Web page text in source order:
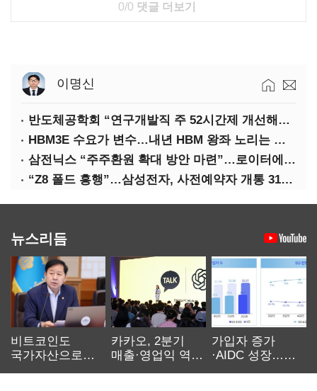
0/0 댓글 더보기
이명신
반도체공학회 “연구개발직 주 52시간제 개선해야”
HBM3E 수요가 변수…내년 HBM 왕좌 노리는 삼성
삼전닉스 “주주환원 확대 방안 마련”…로이터에 성명 보내
“Z8 폴드 흥행”…삼성전자, 사전예약자 개통 31일까지 연장
뉴스리듬
비트코인도
국가자산으로…'
카카오, 2분기
매출·영업익 역대
가입자 증가
·AIDC 성장…